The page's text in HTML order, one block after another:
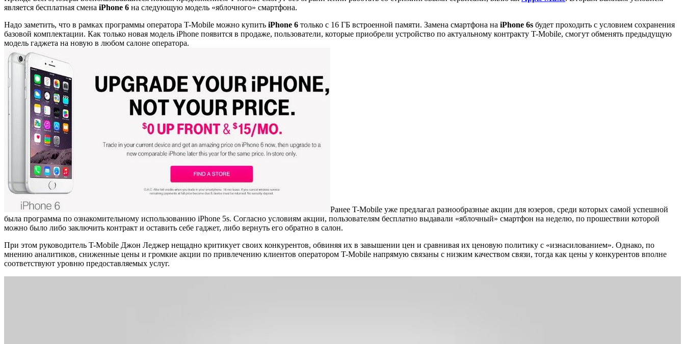
является бесплатная смена iPhone 6 на следующую модель «яблочного» смартфона.
Надо заметить, что в рамках программы оператора T-Mobile можно купить iPhone 6 только с 16 ГБ встроенной памяти. Замена смартфона на iPhone 6s будет проходить с условием сохранения
базовой комплектации. Как только новая модель iPhone появится в продаже, пользователи, которые приобрели устройство по актуальному контракту T-Mobile, смогут обменять предыдущую
модель гаджета на новую в любом салоне оператора.
Ранее T-Mobile уже предлагал разнообразные акции для юзеров, среди которых самой успешной
была программа по ознакомительному использованию iPhone 5s. Согласно условиям акции, пользователям бесплатно выдавали «яблочный» смартфон на неделю, по прошествии которой
можно было либо заключить контракт и оставить себе гаджет, либо вернуть его обратно в салон.
При этом руководитель T-Mobile Джон Леджер нещадно критикует своих конкурентов, обвиняя их в завышении цен и сравнивая их ценовую политику с «изнасилованием». Однако, по
мнению аналитиков, сниженные цены и громкие акции по привлечению клиентов оператором T-Mobile напрямую связаны с низким качеством связи, тогда как цены у конкурентов вполне
соответствуют уровню предоставляемых услуг.